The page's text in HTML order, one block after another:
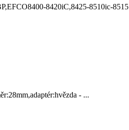
8420iC,8425-8510ic-8515
- ...